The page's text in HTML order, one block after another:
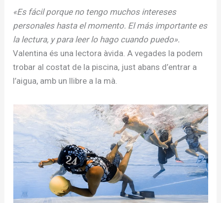
«Es fácil porque no tengo muchos intereses
personales hasta el momento. El más importante es
la lectura, y para leer lo hago cuando puedo».
Valentina és una lectora àvida. A vegades la podem
trobar al costat de la piscina, just abans d’entrar a
l’aigua, amb un llibre a la mà.